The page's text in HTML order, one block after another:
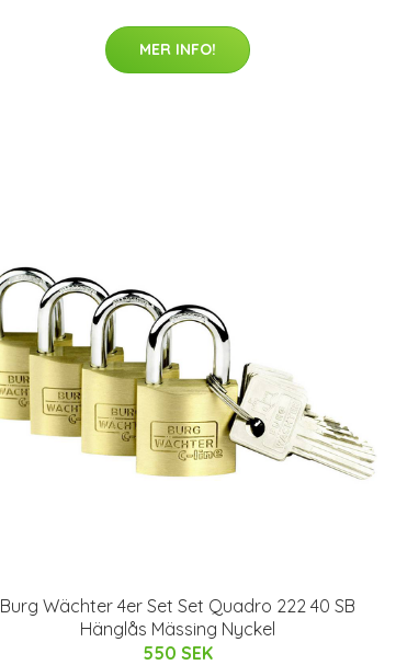
MER INFO!
Burg Wächter 4er Set Set Quadro 222 40 SB
Hänglås Mässing Nyckel
550 SEK